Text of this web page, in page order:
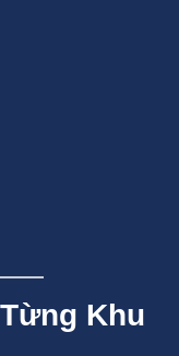
Khu